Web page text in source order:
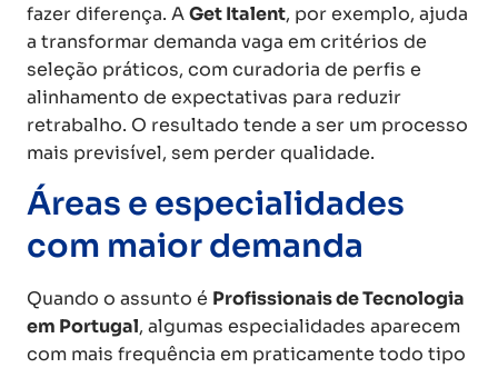
fazer diferença. AGet Italent, por exemplo, ajuda
a transformar demanda vaga em critérios de
seleção práticos, com curadoria de perfis e
alinhamento de expectativas para reduzir
retrabalho. O resultado tende a ser um processo
mais previsível, sem perder qualidade.
Áreas e especialidades
com maior demanda
Quando o assunto é Profissionais de Tecnologia
em Portugal, algumas especialidades aparecem
com mais frequência em praticamente todo tipo